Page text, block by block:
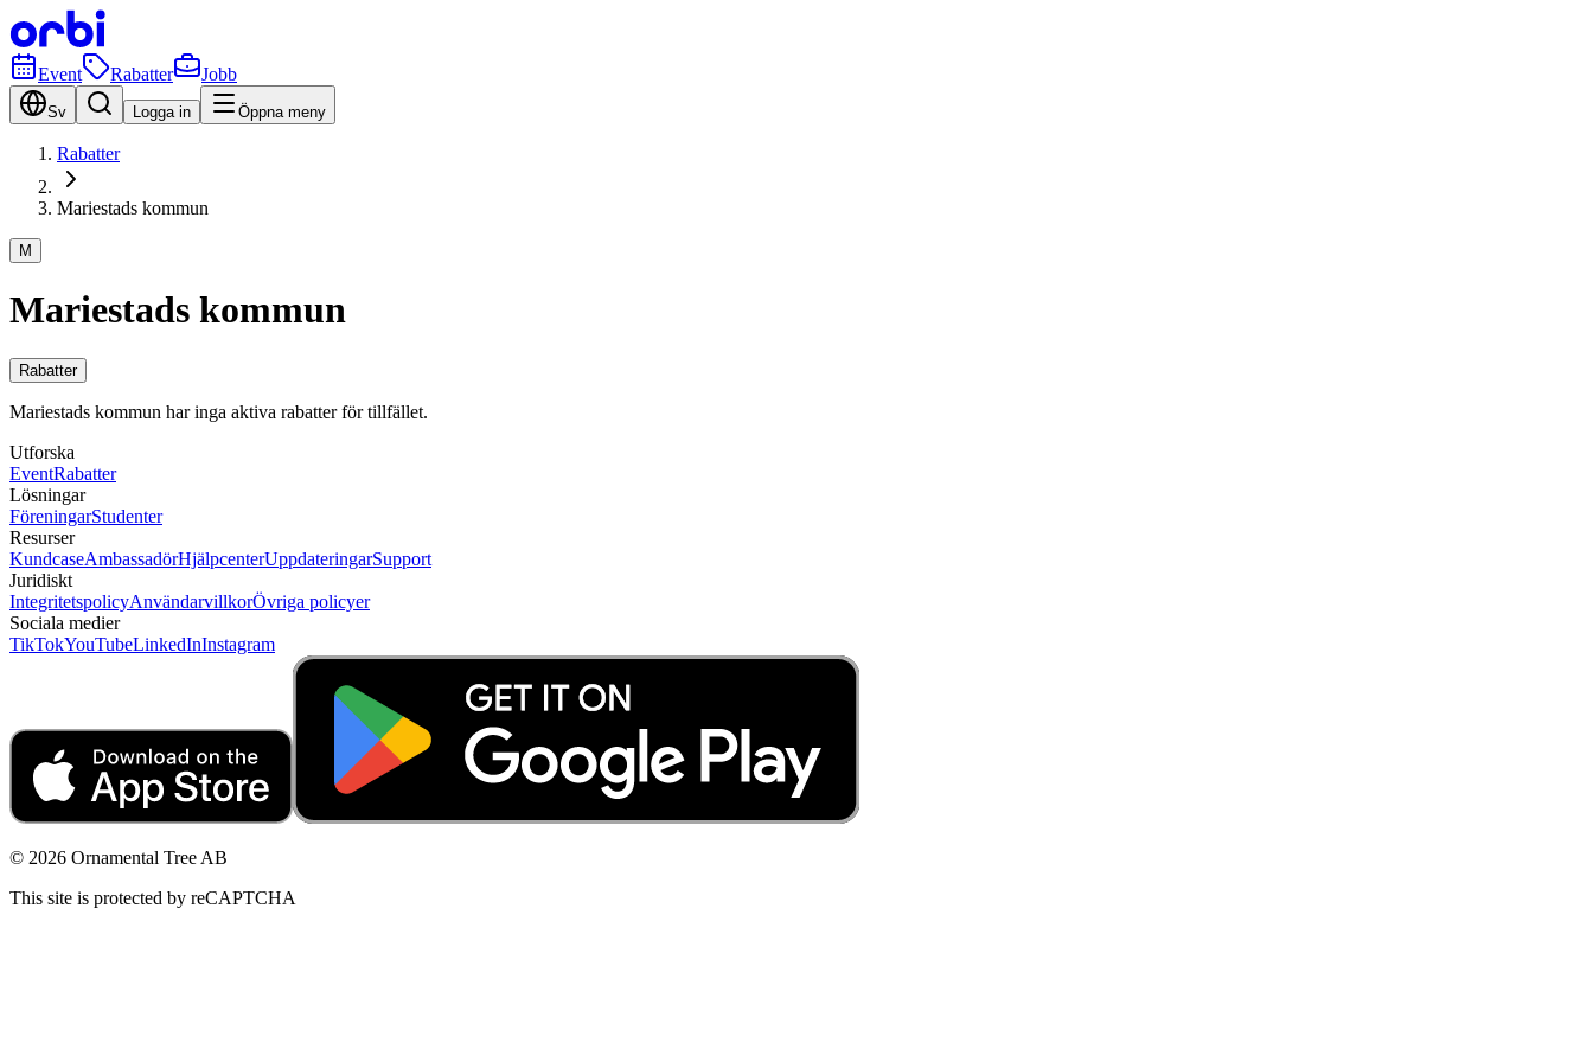
Event Rabatter Jobb
Sv Logga in Öppna meny
Rabatter
Mariestads kommun
M
Mariestads kommun
Rabatter
Mariestads kommun har inga aktiva rabatter för tillfället.
Utforska
EventRabatter
Lösningar
FöreningarStudenter
Resurser
KundcaseAmbassadörHjälpcenterUppdateringarSupport
Juridiskt
IntegritetspolicyAnvändarvillkorÖvriga policyer
Sociala medier
TikTokYouTubeLinkedInInstagram
© 2026 Ornamental Tree AB
This site is protected by reCAPTCHA